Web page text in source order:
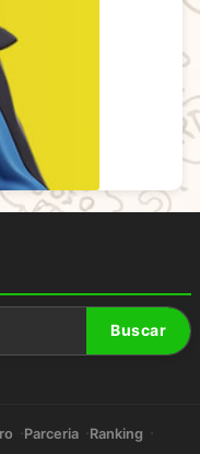
Buscar
Parceria
Ranking